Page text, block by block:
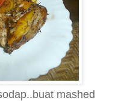
mashed